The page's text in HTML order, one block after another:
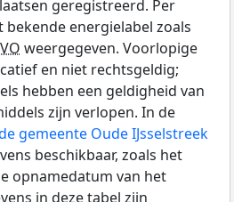
geregistreerd. Per
energielabel zoals
weergegeven. Voorlopige
en niet rechtsgeldig;
hebben een geldigheid van
zijn verlopen. In de
gemeente Oude IJsselstreek
beschikbaar, zoals het
opnamedatum van het
in deze tabel zijn